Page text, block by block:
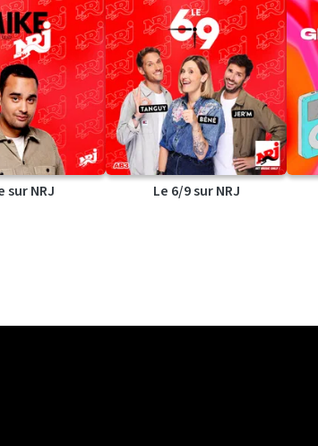
sur NRJ Le 6/9 sur NRJ